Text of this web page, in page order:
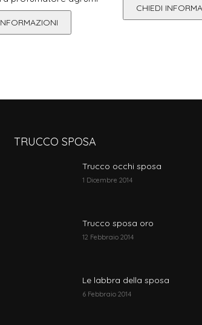
CHIEDI
TRUCCO SPOSA
Trucco occhi sposa
1 Dicembre 2014
Trucco sposa oro
12 Febbraio 2014
Le labbra della sposa
6 Febbraio 2014